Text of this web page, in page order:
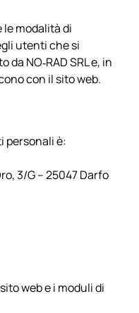
modalità di
utenti che si
NO‑RAD SRL e, in
con il sito web.
personali è:
3/G – 25047 Darfo
web e i moduli di